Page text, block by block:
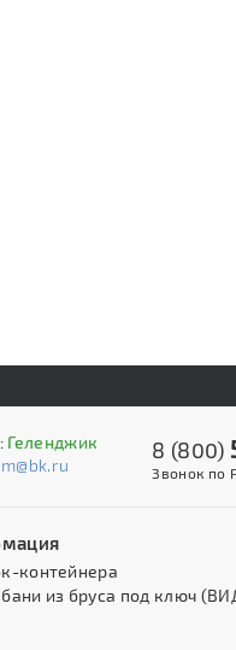
Геленджик
8 (800)
Звонок по
контейнера
из бруса под ключ